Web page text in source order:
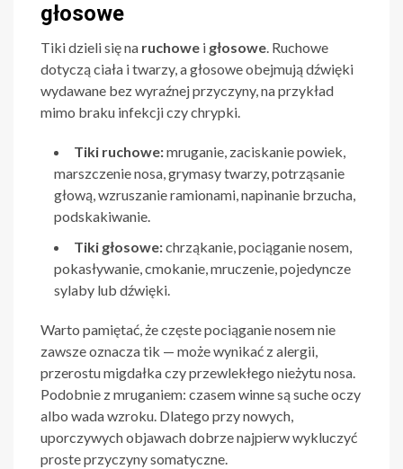
głosowe
Tiki dzieli się na ruchowe i głosowe. Ruchowe
dotyczą ciała i twarzy, a głosowe obejmują dźwięki
wydawane bez wyraźnej przyczyny, na przykład
mimo braku infekcji czy chrypki.
Tiki ruchowe:mruganie, zaciskanie powiek,
marszczenie nosa, grymasy twarzy, potrząsanie
głową, wzruszanie ramionami, napinanie brzucha,
podskakiwanie.
Tiki głosowe:chrząkanie, pociąganie nosem,
pokasływanie, cmokanie, mruczenie, pojedyncze
sylaby lub dźwięki.
Warto pamiętać, że częste pociąganie nosem nie
zawsze oznacza tik — może wynikać z alergii,
przerostu migdałka czy przewlekłego nieżytu nosa.
Podobnie z mruganiem: czasem winne są suche oczy
albo wada wzroku. Dlatego przy nowych,
uporczywych objawach dobrze najpierw wykluczyć
proste przyczyny somatyczne.